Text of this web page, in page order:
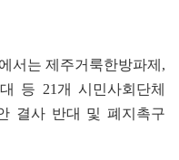
서는 제주거룩한방파제,
등 21개 시민사회단체
결사 반대 및 폐지촉구